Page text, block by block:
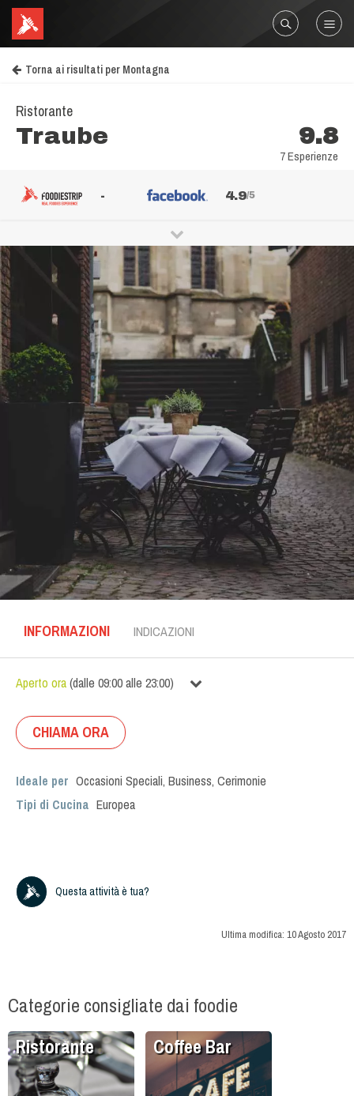
Torna ai risultati per Montagna
Ristorante
Traube 9.8
7 Esperienze
- 4.9/5
INFORMAZIONI INDICAZIONI
Aperto ora(dalle 09:00alle 23:00)
CHIAMA ORA
Ideale per Occasioni Speciali, Business, Cerimonie
Tipi di Cucina Europea
Questa attività è tua?
Ultima modifica: 10 Agosto 2017
Categorie consigliate dai foodie
Ristorante Coffee Bar